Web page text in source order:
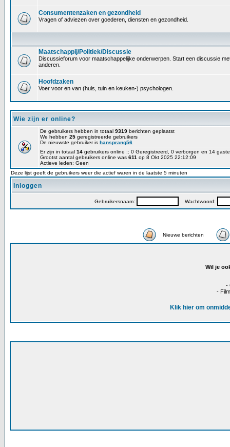
Consumentenzaken en gezondheid
Vragen of adviezen over goederen, diensten en gezondheid.
Maatschappij/Politiek/Discussie
Discussieforum voor maatschappelijke onderwerpen. Start een discussie
anderen.
Hoofdzaken
Voer voor en van (huis, tuin en keuken-) psychologen.
Wie zijn er online?
De gebruikers hebben in totaal 9319 berichten geplaatst
We hebben 25 geregistreerde gebruikers
De nieuwste gebruiker is hansprang56
Er zijn in totaal 14 gebruikers online :: 0 Geregistreerd, 0 verborgen en 14
Grootst aantal gebruikers online was 611 op 8 Okt 2025 22:12:09
Actieve leden: Geen
Deze lijst geeft de gebruikers weer die actief waren in de laatste 5 minuten
Inloggen
Gebruikersnaam: Wachtwoord:
Nieuwe berichten
Wil je
-
-
Klik hier om